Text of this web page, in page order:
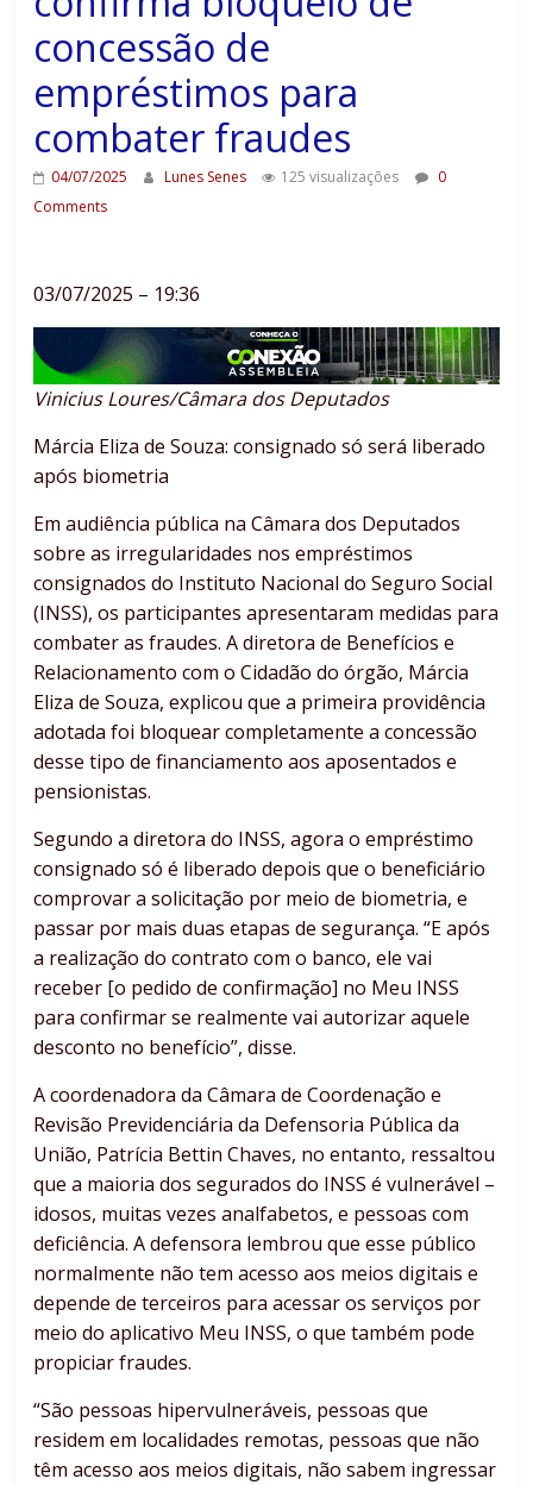
concessão de
empréstimos para
combater fraudes
04/07/2025 Lunes Senes 125 visualizações
0
Comments
03/07/2025 – 19:36
Vinicius Loures/Câmara dos Deputados
Márcia Eliza de Souza: consignado só será liberado
após biometria
Em audiência pública na Câmara dos Deputados
sobre as irregularidades nos empréstimos
consignados do Instituto Nacional do Seguro Social
(INSS), os participantes apresentaram medidas para
combater as fraudes. A diretora de Benefícios e
Relacionamento com o Cidadão do órgão, Márcia
Eliza de Souza, explicou que a primeira providência
adotada foi bloquear completamente a concessão
desse tipo de financiamento aos aposentados e
pensionistas.
Segundo a diretora do INSS, agora o empréstimo
consignado só é liberado depois que o beneficiário
comprovar a solicitação por meio de biometria, e
passar por mais duas etapas de segurança. “E após
a realização do contrato com o banco, ele vai
receber [o pedido de confirmação] no Meu INSS
para confirmar se realmente vai autorizar aquele
desconto no benefício”, disse.
A coordenadora da Câmara de Coordenação e
Revisão Previdenciária da Defensoria Pública da
União, Patrícia Bettin Chaves, no entanto, ressaltou
que a maioria dos segurados do INSS é vulnerável –
idosos, muitas vezes analfabetos, e pessoas com
deficiência. A defensora lembrou que esse público
normalmente não tem acesso aos meios digitais e
depende de terceiros para acessar os serviços por
meio do aplicativo Meu INSS, o que também pode
propiciar fraudes.
“São pessoas hipervulneráveis, pessoas que
residem em localidades remotas, pessoas que não
têm acesso aos meios digitais, não sabem ingressar